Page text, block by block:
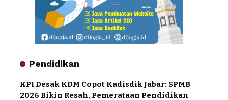
Pendidikan
KPI Desak KDM Copot Kadisdik Jabar: SPMB
2026 Bikin Resah, Pemerataan Pendidikan